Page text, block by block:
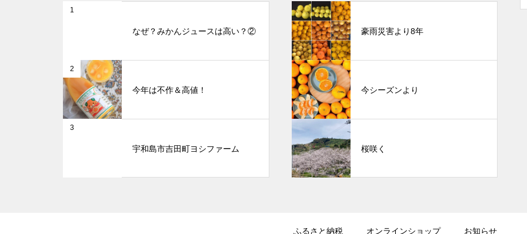
1
なぜ？みかんジュースは高い？②
2
今年は不作＆高値！
3
宇和島市吉田町ヨシファーム
豪雨災害より8年
今シーズンより
桜咲く
ふるさと納税 オンラインショップ お知らせ